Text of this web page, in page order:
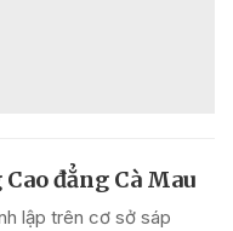
đẳng Cà Mau
lập trên cơ sở sáp